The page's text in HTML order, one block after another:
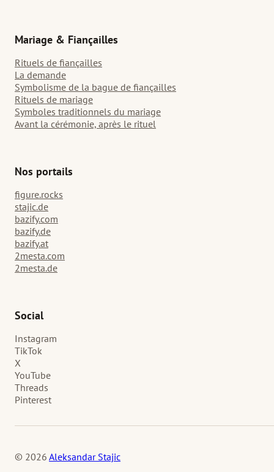
Mariage & Fiançailles
Rituels de fiançailles
La demande
Symbolisme de la bague de fiançailles
Rituels de mariage
Symboles traditionnels du mariage
Avant la cérémonie, après le rituel
Nos portails
figure.rocks
stajic.de
bazify.com
bazify.de
bazify.at
2mesta.com
2mesta.de
Social
Instagram
TikTok
X
YouTube
Threads
Pinterest
© 2026 Aleksandar Stajic